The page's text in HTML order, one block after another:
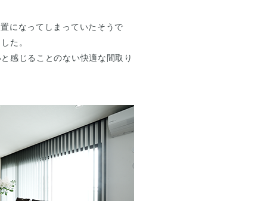
になってしまっていたそうで
た。
感じることのない快適な間取り